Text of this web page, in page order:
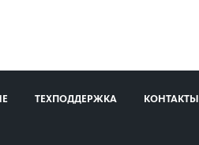
ТЕХПОДДЕРЖКА КОНТАКТЫ